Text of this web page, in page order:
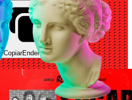
CopiarEndereço